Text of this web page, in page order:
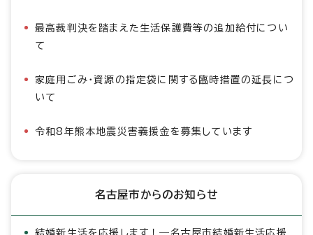
最高裁判決を踏まえた生活保護費等の追加給付につい
て
家庭用ごみ・資源の指定袋に関する臨時措置の延長につ
いて
令和8年熊本地震災害義援金を募集しています
名古屋市からのお知らせ
結婚新生活を応援します！―名古屋市結婚新生活応援